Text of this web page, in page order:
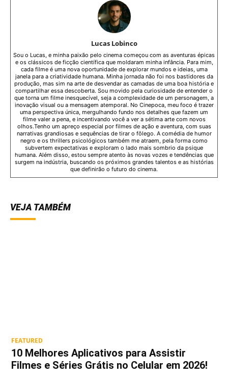
Lucas Lobinco
Sou o Lucas, e minha paixão pelo cinema começou com as aventuras épicas
e os clássicos de ficção científica que moldaram minha infância. Para mim,
cada filme é uma nova oportunidade de explorar mundos e ideias, uma
janela para a criatividade humana. Minha jornada não foi nos bastidores da
produção, mas sim na arte de desvendar as camadas de uma boa história e
compartilhar essa descoberta. Sou movido pela curiosidade de entender o
que torna um filme inesquecível, seja a complexidade de um personagem, a
inovação visual ou a mensagem atemporal. No Cinepoca, meu foco é trazer
uma perspectiva única, mergulhando fundo nos detalhes que fazem um
filme valer a pena, e incentivando você a ver a sétima arte com novos
olhos.Tenho um apreço especial por filmes de ação e aventura, com suas
narrativas grandiosas e sequências de tirar o fôlego. A comédia de humor
negro e os thrillers psicológicos também me atraem, pela forma como
subvertem expectativas e exploram o lado mais sombrio da psique
humana. Além disso, estou sempre atento às novas vozes e tendências que
surgem na indústria, buscando os próximos grandes talentos e as histórias
que definirão o futuro do cinema.
VEJA TAMBÉM
FEATURED
10 Melhores Aplicativos para Assistir
Filmes e Séries Grátis no Celular em 2026!